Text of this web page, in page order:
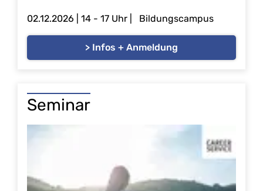
02.12.2026 | 14 - 17 Uhr | Bildungscampus
> Infos + Anmeldung
Seminar